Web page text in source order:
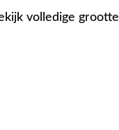
volledige grootte